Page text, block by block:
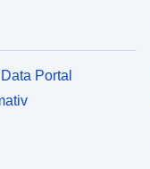
Portal